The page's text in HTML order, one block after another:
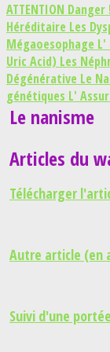
ATTENTION Danger !
Héréditaire Les
Mégaoesophage L'
Uric Acid) Les
Dégénérative Le
génétiques L'
Le nanisme
Articles du
Télécharger
Autre article (en
Suivi d'une